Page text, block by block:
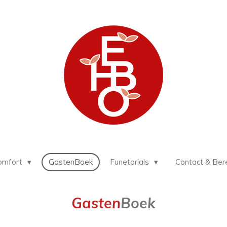
GastenBoek Funetorials Contact &
GastenBoek